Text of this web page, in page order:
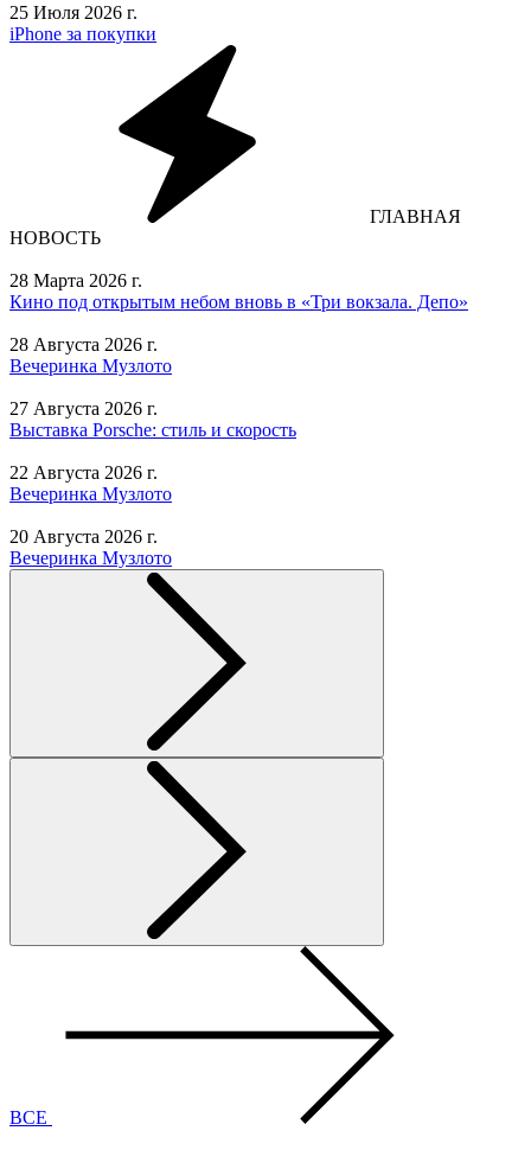
25 Июля 2026 г.
iPhone за покупки
ГЛАВНАЯ
НОВОСТЬ
28 Марта 2026 г.
Кино под открытым небом вновь в «Три вокзала. Депо»
28 Августа 2026 г.
Вечеринка Музлото
27 Августа 2026 г.
Выставка Porsche: стиль и скорость
22 Августа 2026 г.
Вечеринка Музлото
20 Августа 2026 г.
Вечеринка Музлото
ВСЕ